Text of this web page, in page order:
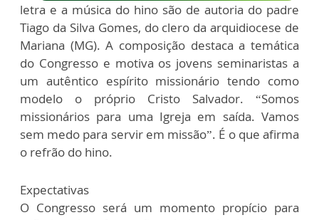
letra e a música do hino são de autoria do padre
Tiago da Silva Gomes, do clero da arquidiocese de
Mariana (MG). A composição destaca a temática
do Congresso e motiva os jovens seminaristas a
um autêntico espírito missionário tendo como
modelo o próprio Cristo Salvador. “Somos
missionários para uma Igreja em saída. Vamos
sem medo para servir em missão”. É o que afirma
o refrão do hino.
Expectativas
O Congresso será um momento propício para